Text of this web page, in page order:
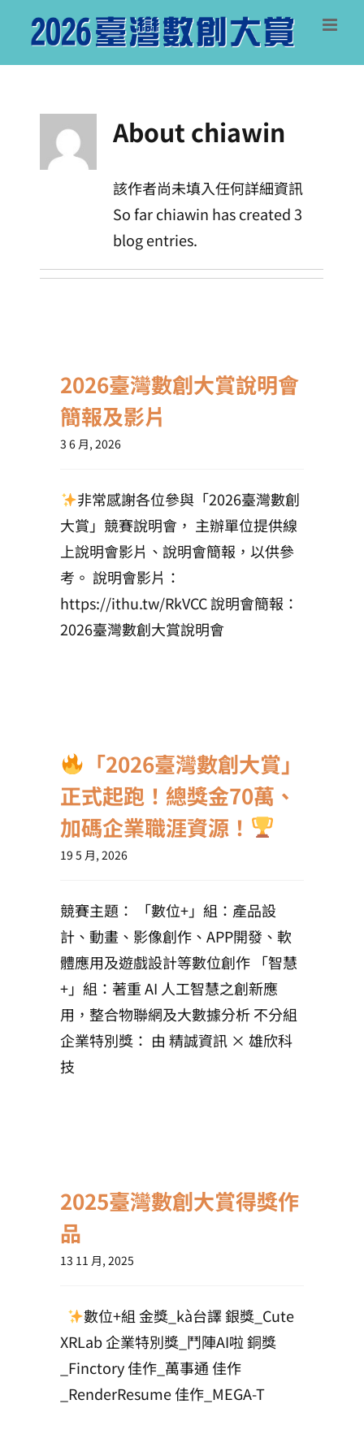
content
About chiawin
該作者尚未填入任何詳細資訊
So far chiawin has created 3
blog entries.
2026臺灣數創大賞說明會
簡報及影片
3 6 月, 2026
非常感謝各位參與「2026臺灣數創
大賞」競賽說明會， 主辦單位提供線
上說明會影片、說明會簡報，以供參
考。 說明會影片：
https://ithu.tw/RkVCC 說明會簡報：
2026臺灣數創大賞說明會
「2026臺灣數創大賞」
正式起跑！總獎金70萬、
加碼企業職涯資源！
19 5 月, 2026
競賽主題： 「數位+」組：產品設
計、動畫、影像創作、APP開發、軟
體應用及遊戲設計等數位創作 「智慧
+」組：著重 AI 人工智慧之創新應
用，整合物聯網及大數據分析 不分組
企業特別獎： 由 精誠資訊 × 雄欣科
技
2025臺灣數創大賞得獎作
品
13 11 月, 2025
數位+組 金獎_kà台譯 銀獎_Cute
XRLab 企業特別獎_鬥陣AI啦 銅獎
_Finctory 佳作_萬事通 佳作
_RenderResume 佳作_MEGA-T